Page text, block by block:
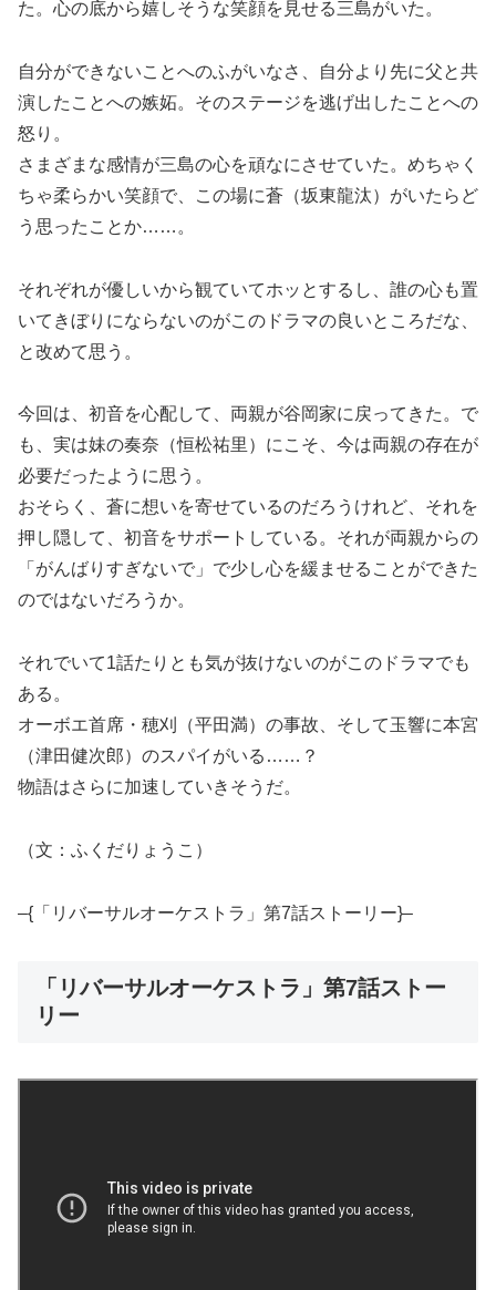
た。心の底から嬉しそうな笑顔を見せる三島がいた。
自分ができないことへのふがいなさ、自分より先に父と共
演したことへの嫉妬。そのステージを逃げ出したことへの
怒り。
さまざまな感情が三島の心を頑なにさせていた。めちゃく
ちゃ柔らかい笑顔で、この場に蒼（坂東龍汰）がいたらど
う思ったことか……。
それぞれが優しいから観ていてホッとするし、誰の心も置
いてきぼりにならないのがこのドラマの良いところだな、
と改めて思う。
今回は、初音を心配して、両親が谷岡家に戻ってきた。で
も、実は妹の奏奈（恒松祐里）にこそ、今は両親の存在が
必要だったように思う。
おそらく、蒼に想いを寄せているのだろうけれど、それを
押し隠して、初音をサポートしている。それが両親からの
「がんばりすぎないで」で少し心を緩ませることができた
のではないだろうか。
それでいて1話たりとも気が抜けないのがこのドラマでも
ある。
オーボエ首席・穂刈（平田満）の事故、そして玉響に本宮
（津田健次郎）のスパイがいる……？
物語はさらに加速していきそうだ。
（文：ふくだりょうこ）
–{「リバーサルオーケストラ」第7話ストーリー}–
「リバーサルオーケストラ」第7話ストー
リー